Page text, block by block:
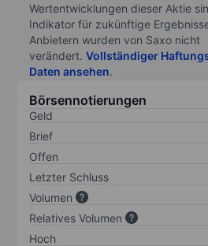
Wertentwicklungen dieser Aktie
Indikator für zukünftige
Anbietern wurden von Saxo nicht
verändert. Vollständiger
Daten ansehen.
Börsennotierungen
Geld
Brief
Offen
Letzter Schluss
Volumen
Relatives Volumen
Hoch